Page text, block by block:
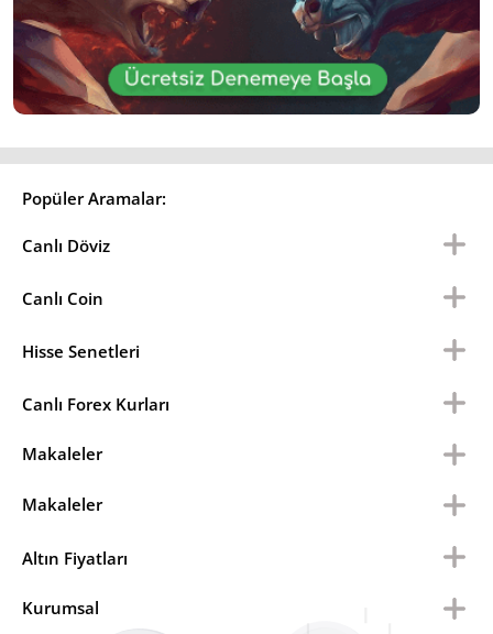
Popüler Aramalar:
Canlı Döviz
Canlı Coin
Hisse Senetleri
Canlı Forex Kurları
Makaleler
Makaleler
Altın Fiyatları
Kurumsal